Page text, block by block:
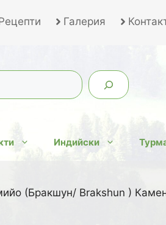
Галерия
Индийски
(Бракшун/ Brakshun )